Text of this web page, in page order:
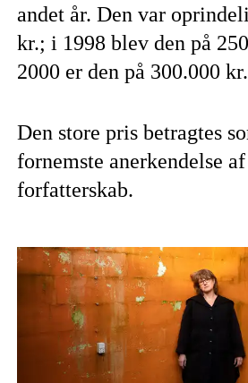
andet år. Den var
kr.; i 1998 blev den på
2000 er den på 300.000 kr.
Den store pris betragtes
fornemste anerkendelse
forfatterskab.